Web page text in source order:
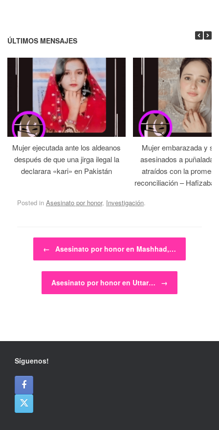
ÚLTIMOS MENSAJES
Mujer ejecutada ante los aldeanos
después de que una jirga ilegal la
declarara «kari» en Pakistán
Mujer embarazada y
asesinados a
atraídos con la
reconciliación –
Posted in Asesinato por honor, Investigación.
Post navigation
← Asesinato por honor en Mashhad,…
Asesinato por honor en Uttar… →
Síguenos!